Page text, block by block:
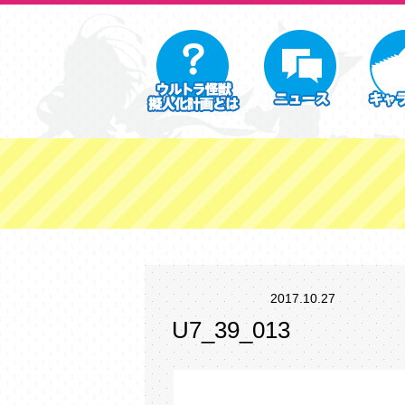
2017.10.27
U7_39_013